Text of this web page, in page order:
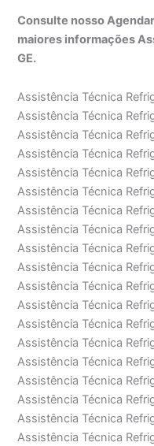
Consulte nosso
maiores informações
GE.
Assistência Técnica
Assistência Técnica
Assistência Técnica
Assistência Técnica
Assistência Técnica
Assistência Técnica
Assistência Técnica
Assistência Técnica
Assistência Técnica
Assistência Técnica
Assistência Técnica
Assistência Técnica
Assistência Técnica
Assistência Técnica
Assistência Técnica
Assistência Técnica
Assistência Técnica
Assistência Técnica
Assistência Técnica